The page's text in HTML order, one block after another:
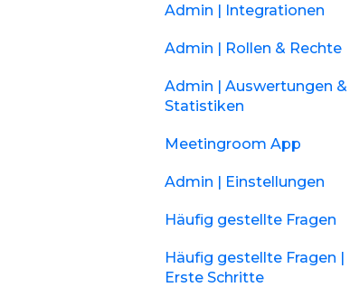
Admin | Integrationen
Admin | Rollen & Rechte
Admin | Auswertungen &
Statistiken
Meetingroom App
Admin | Einstellungen
Häufig gestellte Fragen
Häufig gestellte Fragen |
Erste Schritte